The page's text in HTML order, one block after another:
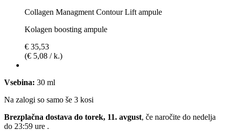
Collagen Managment Contour Lift ampule
Kolagen boosting ampule
€ 35,53
(€ 5,08 / k.)
Vsebina: 30 ml
Na zalogi so samo še 3 kosi
Brezplačna dostava do torek, 11. avgust, če naročite do nedelja
do 23:59 ure .